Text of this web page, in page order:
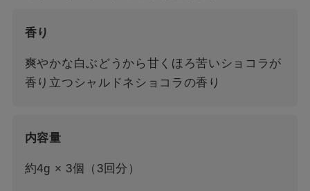
香り
爽やかな白ぶどうから甘くほろ苦いショコラが
香り立つシャルドネショコラの香り
内容量
約4g × 3個（3回分）